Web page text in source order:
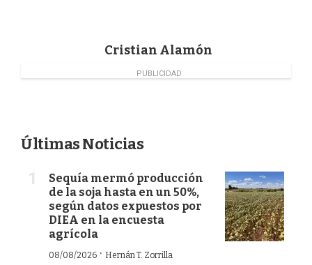
Cristian Alamón
PUBLICIDAD
Últimas Noticias
Sequía mermó producción
de la soja hasta en un 50%,
según datos expuestos por
DIEA en la encuesta
agrícola
08/08/2026 · Hernán T. Zorrilla